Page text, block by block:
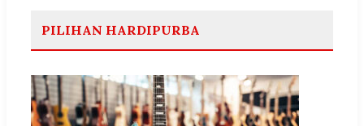
PILIHAN HARDIPURBA